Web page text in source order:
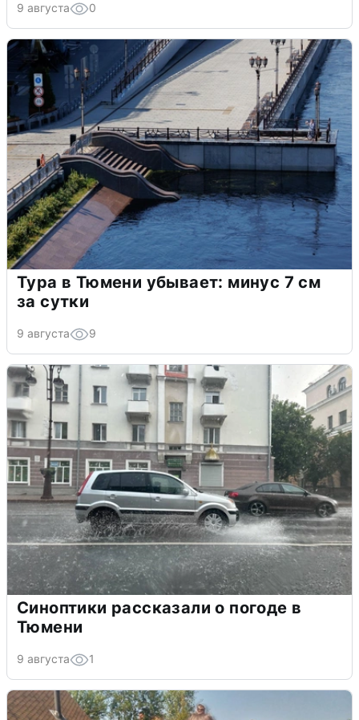
9 августа 0
Тура в Тюмени убывает: минус 7 см
за сутки
9 августа 9
Синоптики рассказали о погоде в
Тюмени
9 августа 1